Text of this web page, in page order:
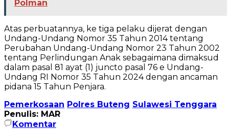
Polman
Atas perbuatannya, ke tiga pelaku dijerat dengan
Undang-Undang Nomor 35 Tahun 2014 tentang
Perubahan Undang-Undang Nomor 23 Tahun 2002
tentang Perlindungan Anak sebagaimana dimaksud
dalam pasal 81 ayat (1) juncto pasal 76 e Undang-
Undang RI Nomor 35 Tahun 2024 dengan ancaman
pidana 15 Tahun Penjara.
Pemerkosaan Polres Buteng Sulawesi Tenggara
Penulis: MAR
Komentar